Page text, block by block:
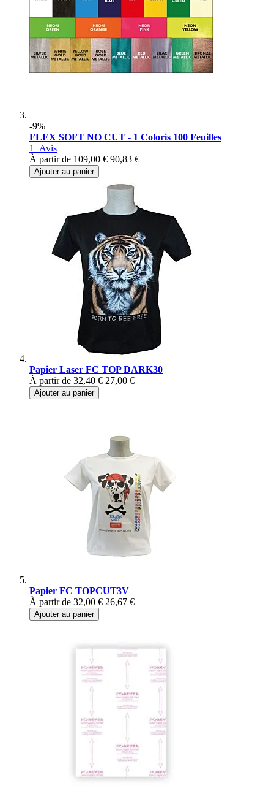
-9%
FLEX SOFT NO CUT - 1 Coloris 100 Feuilles
1 Avis
À partir de 109,00 € 90,83 €
Ajouter au panier
Papier Laser FC TOP DARK30
À partir de 32,40 € 27,00 €
Ajouter au panier
Papier FC TOPCUT3V
À partir de 32,00 € 26,67 €
Ajouter au panier